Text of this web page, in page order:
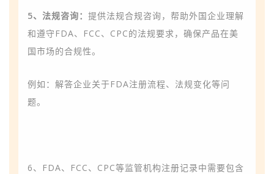
5、法规咨询： 提供法规合规咨询，帮助外国企业理解
和遵守FDA、FCC、CPC的法规要求，确保产品在美
国市场的合规性。
例如：解答企业关于FDA注册流程、法规变化等问
题。
6、FDA、FCC、CPC等监管机构注册记录中需要包含